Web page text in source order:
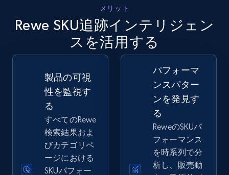
URL, Product id, Title, Seller name, Seller rating,
Seller reviews, Breadcrumbs, Root category, and
more.
2.5K+ 359+ 今すぐ始める
eBay - Gather data on products using
specified keywords
URL, Product id, Title, Seller name, Seller rating,
Seller reviews, Breadcrumbs, Root category, and
more.
メリット
Rewe SKU追跡インテリジェン
スを活用する
製品の可視
性を監視す
る
すべてのRewe
検索結果およ
びカテゴリペ
ージにおける
SKUパフォー
パフォーマ
ンスパター
ンを発見す
る
ReweのSKUパ
フォーマンス
を時系列で分
析し、販売動